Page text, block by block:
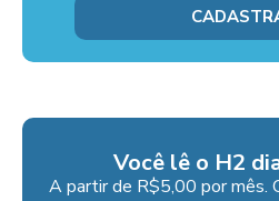
Você lê o H2
A partir de R$5,00 por mês.